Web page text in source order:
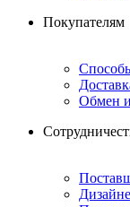
Покупателям
Обмен